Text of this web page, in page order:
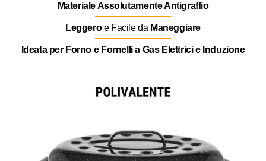
Materiale Assolutamente Antigraffio
Leggeroe Facile da Maneggiare
Ideata per Forno e Fornelli a Gas Elettrici e Induzione